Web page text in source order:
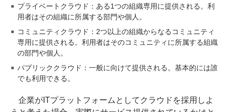
プライベートクラウド：ある1つの組織専用に提供される。利
用者はその組織に所属する部門や個人。
コミュニティクラウド：2つ以上の組織からなるコミュニティ
専用に提供される。利用者はそのコミュニティに所属する組織
の部門や個人。
パブリッククラウド：一般に向けて提供される。基本的には誰
でも利用できる。
企業がITプラットフォームとしてクラウドを採用しよ